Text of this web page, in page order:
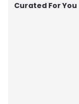
Curated For You